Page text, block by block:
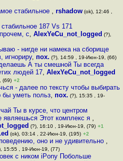
стабильное ,rshadow (ok), 12:46 ,
187 Vs 171
с, AlexYeCu_not_logged (?),
- нигде ни намека на сборище
игнориру, пох. (?), 14:59 , 19-Июн-19, (66)
А ты смешной Ты всегда
людей 17,AlexYeCu_not_logged
(69) +2
- далее по тексту чтобы выбирать
уметь польз, пох. (?), 15:35 , 19-
Ты в курсе, что центром
являешься Этот комплекс я ,
(?), 16:10 , 19-Июн-19, (79) +1
(ok), 03:14 , 22-Июн-19, (195) +2
оно и не удивительно ,
15:55 , 19-Июн-19, (77)
с ником iPony Побольше